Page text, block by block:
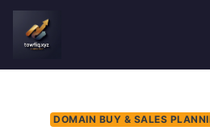
DOMAIN BUY & SALES